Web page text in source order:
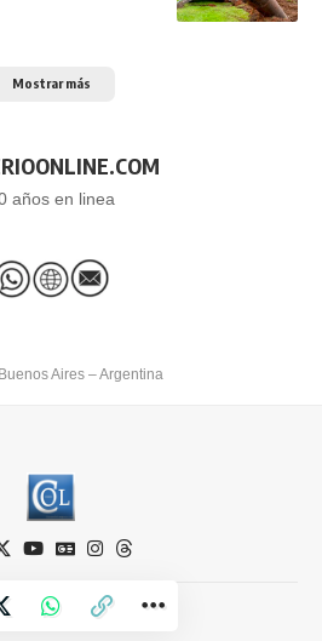
Mostrar más
años en linea
Aires – Argentina
Online © 2026